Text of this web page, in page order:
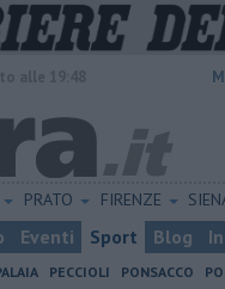
PRATO FIRENZE
Eventi Sport Blog
PECCIOLI PONSACCO